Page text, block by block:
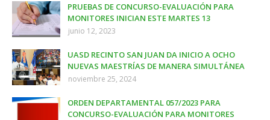
PRUEBAS DE CONCURSO-EVALUACIÓN PARA
MONITORES INICIAN ESTE MARTES 13
junio 12, 2023
UASD RECINTO SAN JUAN DA INICIO A OCHO
NUEVAS MAESTRÍAS DE MANERA SIMULTÁNEA
noviembre 25, 2024
ORDEN DEPARTAMENTAL 057/2023 PARA
CONCURSO-EVALUACIÓN PARA MONITORES